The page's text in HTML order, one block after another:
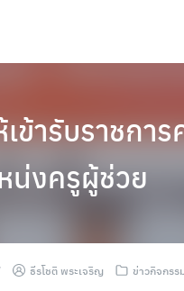
ข้ารับราชกา
น่งครูผู้ช่วย
ธีรโชติ พระเจริญ ข่าวกิจกรร